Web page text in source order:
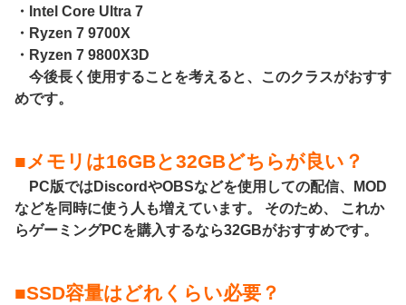
・Intel Core Ultra 7
・Ryzen 7 9700X
・Ryzen 7 9800X3D
今後長く使用することを考えると、このクラスがおすす
めです。
■メモリは16GBと32GBどちらが良い？
PC版ではDiscordやOBSなどを使用しての配信、MOD
などを同時に使う人も増えています。 そのため、 これか
らゲーミングPCを購入するなら32GBがおすすめです。
■SSD容量はどれくらい必要？